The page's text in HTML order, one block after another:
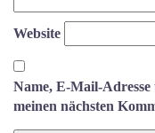
Website
Name, E-Mail-
meinen nächsten